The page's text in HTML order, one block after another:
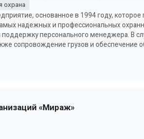
охрана
основанное в 1994 году,
надежных и профессиональных
персонального менеджера. В
сопровождение грузов и обеспечение
«Мираж»